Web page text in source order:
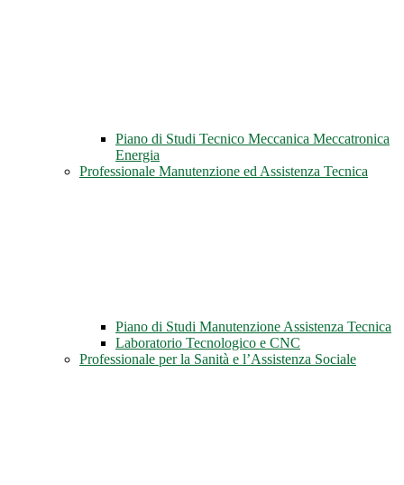
Piano di Studi Tecnico Meccanica Meccatronica
Energia
Professionale Manutenzione ed Assistenza Tecnica
Piano di Studi Manutenzione Assistenza Tecnica
Laboratorio Tecnologico e CNC
Professionale per la Sanità e l’Assistenza Sociale